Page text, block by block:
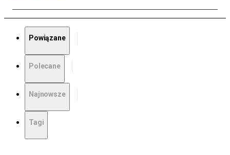
Powiązane
Polecane
Najnowsze
Tagi